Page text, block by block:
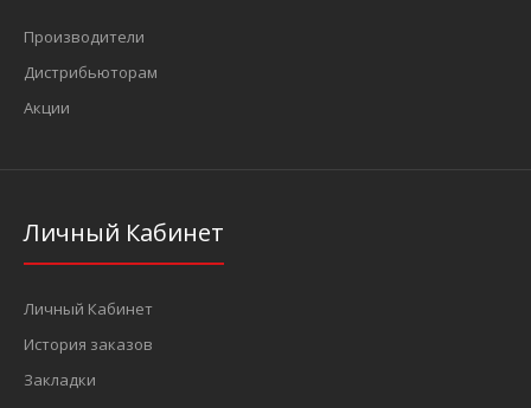
Производители
Дистрибьюторам
Акции
Личный Кабинет
Личный Кабинет
История заказов
Закладки